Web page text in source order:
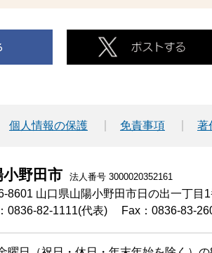
個人情報の保護 免責事項 著
小野田市 法人番号 3000020352161
8601 山口県山陽小野田市日の出一丁目
0836-82-1111(代表)
Fax：0836-83-